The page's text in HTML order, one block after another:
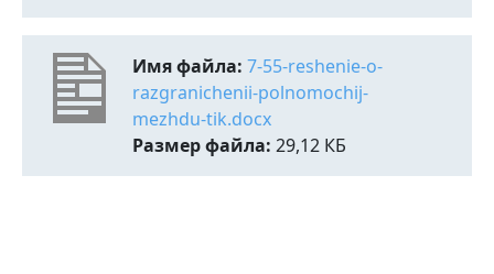
Имя файла: 7-55-reshenie-o-
razgranichenii-polnomochij-
mezhdu-tik.docx
Размер файла: 29,12 КБ